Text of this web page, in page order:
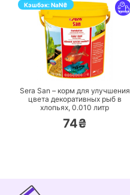
Кэшбэк:NaN₴
ПЕРЕЙТИ
Sera San – корм для улучшения
цвета декоративных рыб в
хлопьях, 0.010 литр
74₴